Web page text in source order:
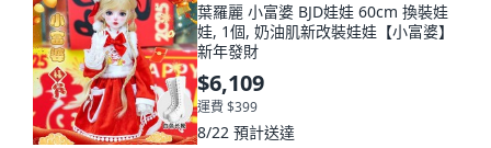
葉羅麗 小富婆 BJD娃娃 60cm 換裝娃
娃, 1個, 奶油肌新改裝娃娃【小富婆】
新年發財
$6,109
運費 $399
8/22 預計送達